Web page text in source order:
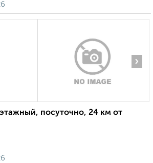
›
посуточно, 24 км от